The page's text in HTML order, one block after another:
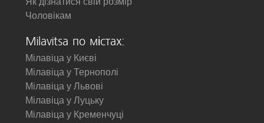
Чоловікам
Milavitsa по містах:
Мілавіца у Києві
Мілавіца у Тернополі
Мілавіца у Львові
Мілавіца у Луцьку
Мілавіца у Кременчуці